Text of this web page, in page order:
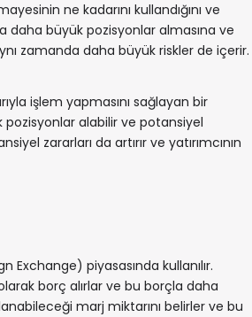
ne kadarını kullandığını ve
daha büyük pozisyonlar almasına ve
zamanda daha büyük riskler de içerir.
işlem yapmasını sağlayan bir
pozisyonlar alabilir ve potansiyel
zararları da artırır ve yatırımcının
piyasasında kullanılır.
borç alırlar ve bu borçla daha
marj miktarını belirler ve bu